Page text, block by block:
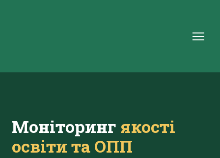
Моніторинг якості
освіти та ОПП